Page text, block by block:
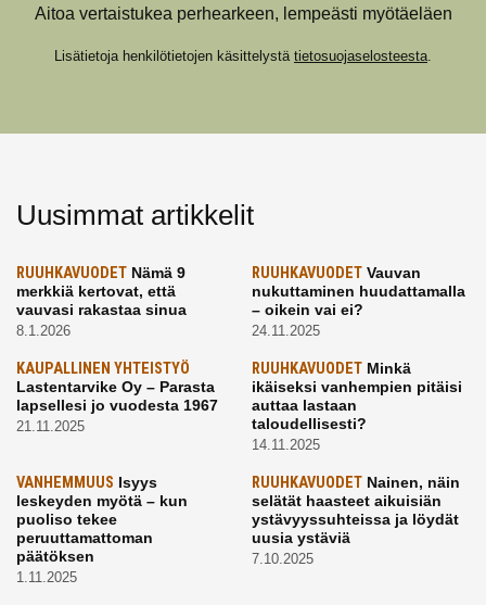
Aitoa vertaistukea perhearkeen, lempeästi myötäeläen
Lisätietoja henkilötietojen käsittelystä tietosuojaselosteesta.
Uusimmat artikkelit
RUUHKAVUODET Nämä 9
merkkiä kertovat, että
vauvasi rakastaa sinua
8.1.2026
RUUHKAVUODETVauvan
nukuttaminen huudattamalla
– oikein vai ei?
24.11.2025
KAUPALLINEN YHTEISTYÖ
Lastentarvike Oy – Parasta
lapsellesi jo vuodesta 1967
21.11.2025
RUUHKAVUODETMinkä
ikäiseksi vanhempien pitäisi
auttaa lastaan
taloudellisesti?
14.11.2025
VANHEMMUUS Isyys
leskeyden myötä – kun
puoliso tekee
peruuttamattoman
päätöksen
1.11.2025
RUUHKAVUODETNainen, näin
selätät haasteet aikuisiän
ystävyyssuhteissa ja löydät
uusia ystäviä
7.10.2025